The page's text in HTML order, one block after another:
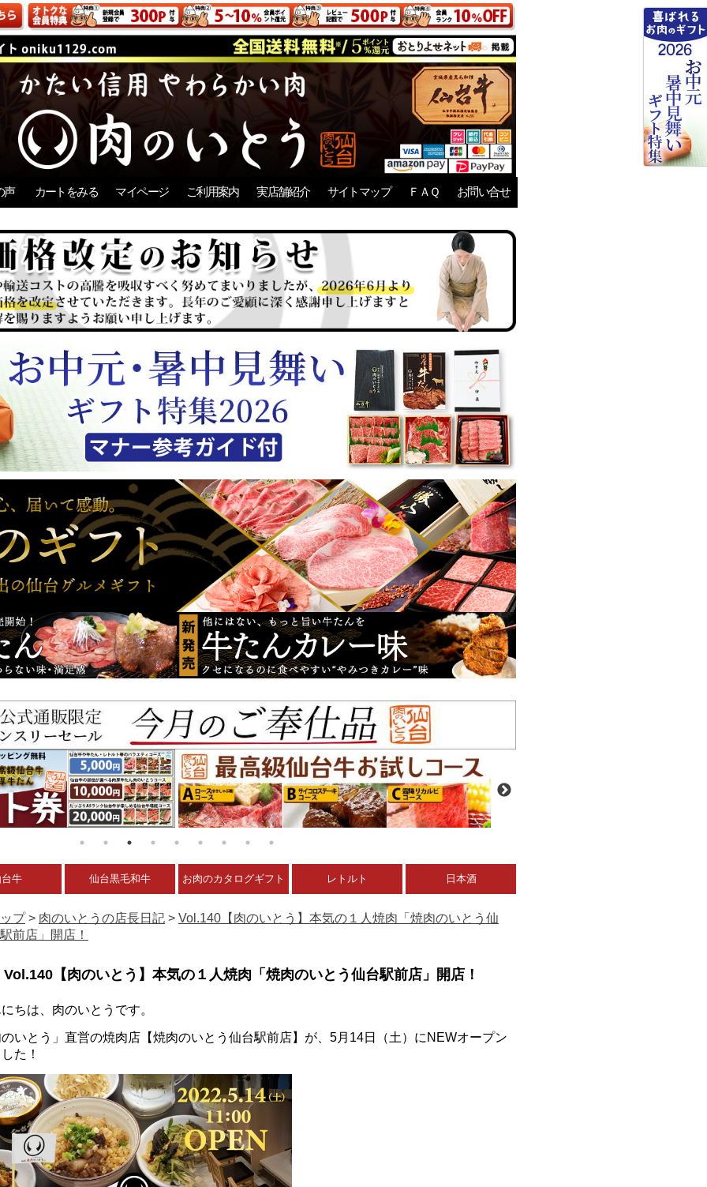
声 カートをみる マイページ ご利用案内 実店舗紹介 サイトマップ ＦＡＱ お問い合せ
牛 仙台黒毛和牛 お肉のカタログギフト レトルト 日本酒
プ> 肉のいとうの店長日記 > Vol.140【肉のいとう】本気の１人焼肉「焼肉のいとう仙
前店」開店！
Vol.140【肉のいとう】本気の１人焼肉「焼肉のいとう仙台駅前店」開店！
ちは、肉のいとうです。
いとう」直営の焼肉店【焼肉のいとう仙台駅前店】が、5月14日（土）にNEWオープン
た！